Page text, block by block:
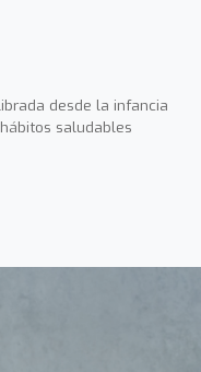
desde la infancia
saludables